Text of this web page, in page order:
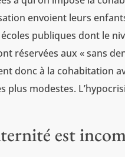
envoient leurs
publiques dont le
réservées aux « sans
donc à la cohabitation
plus modestes.
est